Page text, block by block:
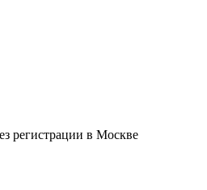
регистрации в Москве